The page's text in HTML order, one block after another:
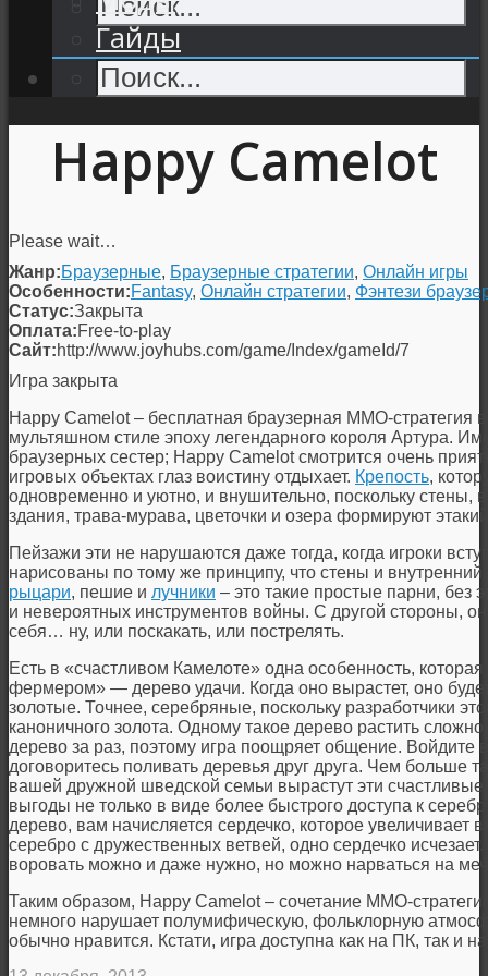
Гайды
Happy Camelot
Please wait…
Жанр:Браузерные, Браузерные стратегии, Онлайн игры
Особенности:Fantasy, Онлайн стратегии, Фэнтези
Статус:Закрыта
Оплата:Free-to-play
Сайт:http://www.joyhubs.com/game/Index/gameId/7
Игра закрыта
Happy Camelot – бесплатная браузерная ММО-
мультяшном стиле эпоху легендарного короля Артура.
браузерных сестер; Happy Camelot смотрится очень
игровых объектах глаз воистину отдыхает. Крепость,
одновременно и уютно, и внушительно, поскольку стены,
здания, трава-мурава, цветочки и озера формируют
Пейзажи эти не нарушаются даже тогда, когда игроки
нарисованы по тому же принципу, что стены и
рыцари, пешие и лучники – это такие простые парни,
и невероятных инструментов войны. С другой стороны,
себя… ну, или поскакать, или пострелять.
Есть в «счастливом Камелоте» одна особенность,
фермером» — дерево удачи. Когда оно вырастет, оно
золотые. Точнее, серебряные, поскольку разработчики
каноничного золота. Одному такое дерево растить
дерево за раз, поэтому игра поощряет общение. Войдите
договоритесь поливать деревья друг друга. Чем больше
вашей дружной шведской семьи вырастут эти
выгоды не только в виде более быстрого доступа к
дерево, вам начисляется сердечко, которое увеличивает
серебро с дружественных ветвей, одно сердечко
воровать можно и даже нужно, но можно нарваться на меч
Таким образом, Happy Camelot – сочетание ММО-
немного нарушает полумифическую, фольклорную
обычно нравится. Кстати, игра доступна как на ПК, так и